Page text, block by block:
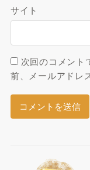
サイト
次回のコメント
前、メールアドレ